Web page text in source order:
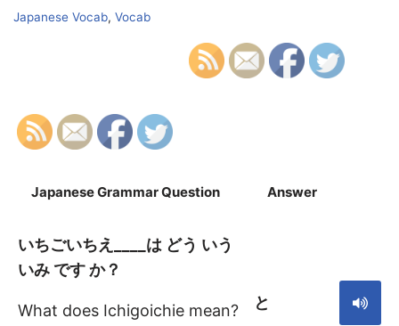
Japanese Vocab, Vocab
Japanese Grammar Question Answer
いちごいちえ____は どう いう
いみ です か？
What does Ichigoichie mean?
と